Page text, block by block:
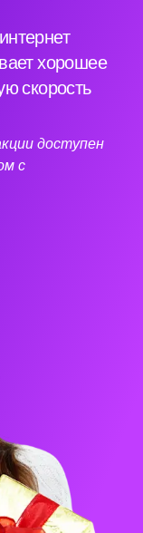
хорошее
скорость
доступен
с